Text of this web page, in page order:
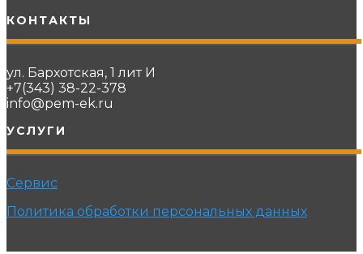
КОНТАКТЫ
ул. Бархотская, 1 лит И
+7(343) 38-22-378
info@pem-ek.ru
УСЛУГИ
Сервис
Политика обработки персональных данных